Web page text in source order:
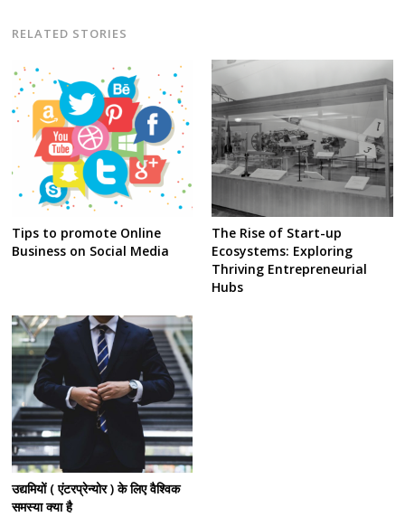
RELATED STORIES
Tips to promote Online
Business on Social Media
The Rise of Start-up
Ecosystems: Exploring
Thriving Entrepreneurial
Hubs
उद्यमियों ( एंटरप्रेन्योर ) के लिए वैश्विक
समस्या क्या है